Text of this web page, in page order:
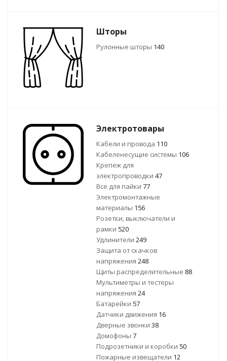
Шторы
Рулонные шторы 140
Электротовары
Кабели и провода 110
Кабеленесущие системы 106
Крепеж для
электропроводки 47
Все для пайки 77
Электромонтажные
материалы 156
Розетки, выключатели и
рамки 520
Удлинители 249
Защита от скачков
напряжения 248
Щиты распределительные 88
Мультиметры и тестеры
напряжения 24
Батарейки 57
Датчики движения 16
Дверные звонки 38
Домофоны 7
Подрозетники и коробки 50
Пожарные извещатели 12